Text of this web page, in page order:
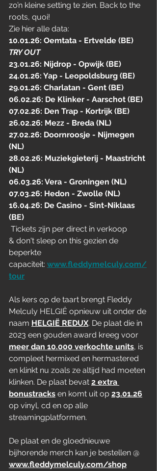
zo’n kleine setting te zien. Back to the
roots, quoi!
Zie hier alle data:
10.01.26: Oemtata - Ertvelde (BE)
TRY OUT
23.01.26: Nijdrop - Opwijk (BE)
24.01.26: Yap - Leopoldsburg (BE)
29.01.26: Charlatan - Gent (BE)
06.02.26: De Klinker - Aarschot (BE)
07.02.26: Den Trap - Kortrijk (BE)
26.02.26: Mezz - Breda (NL)
27.02.26: Doornroosje - Nijmegen
(NL)
28.02.26: Muziekgieterij - Maastricht
(NL)
06.03.26: Vera - Groningen (NL)
07.03.26: Hedon - Zwolle (NL)
16.04.26: De Casino - Sint-Niklaas
(BE)
Tickets zijn per direct in verkoop
& don't sleep on this gezien de
beperkte
capaciteit: www.fleddymelculy.com/
tour
Als kers op de taart brengt Fleddy
Melculy HELGIË opnieuw uit onder de
naam HELGIË REDUX. De plaat die in
2023 een gouden award kreeg voor
meer dan 10.000 verkochte units, is
compleet hermixed en hermastered
en klinkt nu zoals ze altijd had moeten
klinken. De plaat bevat 2 extra
bonustracks en komt uit op 23.01.26
op vinyl, cd en op alle
streamingplatformen.
De plaat en de gloednieuwe
bijhorende merch kan je bestellen @
www.fleddymelculy.com/shop